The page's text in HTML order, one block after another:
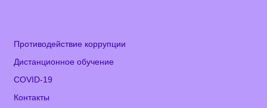
Противодействие коррупции
Дистанционное обучение
COVID-19
Контакты